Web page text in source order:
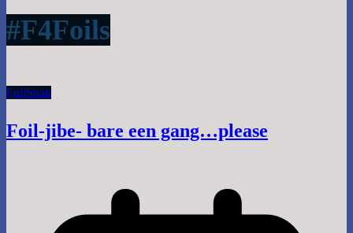
#F4Foils
FoilSnak
Foil-jibe- bare een gang…please